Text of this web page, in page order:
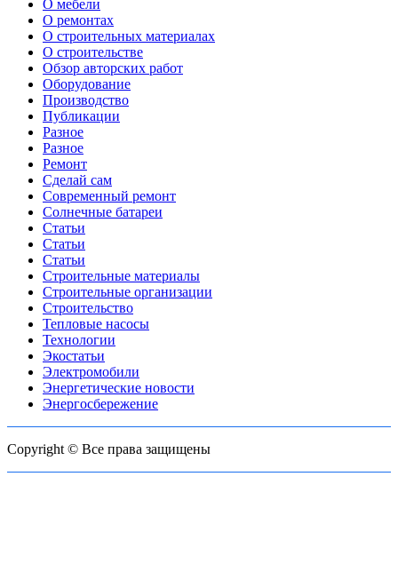
О мебели
О ремонтах
О строительных материалах
О строительстве
Обзор авторских работ
Оборудование
Производство
Публикации
Разное
Разное
Ремонт
Сделай сам
Современный ремонт
Солнечные батареи
Статьи
Статьи
Статьи
Строительные материалы
Строительные организации
Строительство
Тепловые насосы
Технологии
Экостатьи
Электромобили
Энергетические новости
Энергосбережение
Copyright © Все права защищены